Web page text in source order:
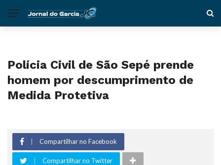
Polícia Civil de São Sepé prende
homem por descumprimento de
Medida Protetiva
Compartilhar no Facebook
Compartilhar no Twitter